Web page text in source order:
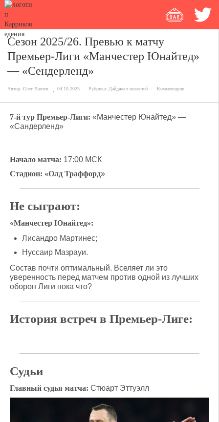
Cезон 2025/26. Превью к матчу
Премьер-Лиги «Манчестер Юнайтед»
— «Сендерленд»
Автор: Олег Лаптев 04.10.2025 Рубрика: Дайджест новостей Комментарии
7-й тур Премьер-Лиги: «Манчестер Юнайтед» —
«Сандерленд»
Начало матча: 17:00 МСК
Стадион: «Олд Траффорд»
Не сыграют:
«Манчестер Юнайтед»:
Лисандро Мартинес;
Нуссаир Мазрауи.
Состав почти оптимальный. Вселяет ли это
уверенность перед матчем против одной из лучших
оборон Лиги пока что?
История встреч в Премьер-Лиге:
Судьи
Главный судья матча: Стюарт Эттуэлл